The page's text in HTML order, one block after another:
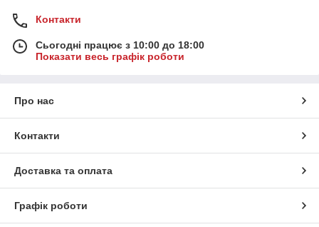
Контакти
Сьогодні працює з 10:00 до 18:00
Показати весь графік роботи
Про нас
Контакти
Доставка та оплата
Графік роботи